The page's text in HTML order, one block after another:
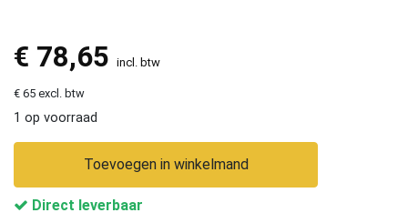
€ 78,65 incl. btw
€ 65 excl. btw
1 op voorraad
Toevoegen in winkelmand
Direct leverbaar